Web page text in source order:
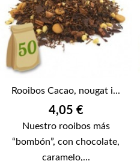
Rooibos Cacao, nougat i...
Precio
4,05 €
Nuestro rooibos más
“bombón”, con chocolate,
caramelo,...